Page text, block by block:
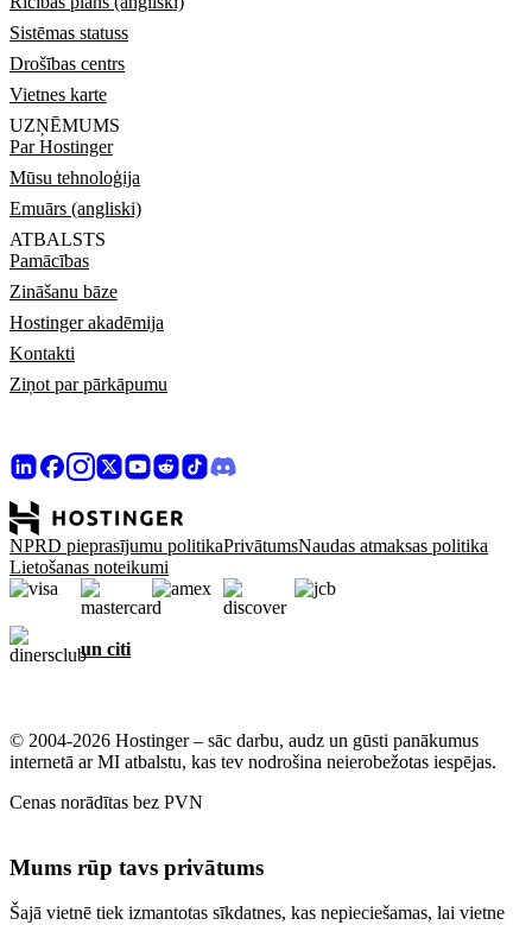
Sistēmas statuss
Drošības centrs
Vietnes karte
UZŅĒMUMS
Par Hostinger
Mūsu tehnoloģija
Emuārs (angliski)
ATBALSTS
Pamācības
Zināšanu bāze
Hostinger akadēmija
Kontakti
Ziņot par pārkāpumu
NPRD pieprasījumu politikaPrivātumsNaudas atmaksas politika
Lietošanas noteikumi
un citi
© 2004-2026 Hostinger – sāc darbu, audz un gūsti panākumus
internetā ar MI atbalstu, kas tev nodrošina neierobežotas iespējas.
Cenas norādītas bez PVN
Mums rūp tavs privātums
Šajā vietnē tiek izmantotas sīkdatnes, kas nepieciešamas, lai vietne